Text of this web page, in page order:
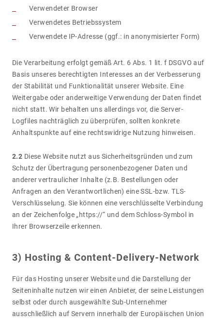
Verwendeter Browser
Verwendetes Betriebssystem
Verwendete IP-Adresse (ggf.: in anonymisierter Form)
Die Verar­bei­tung erfolgt gemäß Art. 6 Abs. 1 lit. f DSGVO auf
Basis unseres berech­tigten Inter­esses an der Verbes­se­rung
der Stabi­lität und Funk­tio­na­lität unserer Website. Eine
Weiter­gabe oder ander­wei­tige Verwen­dung der Daten findet
nicht statt. Wir behalten uns aller­dings vor, die Server-
Logfiles nach­träg­lich zu über­prüfen, sollten konkrete
Anhalts­punkte auf eine rechts­wid­rige Nutzung hinweisen.
2.2 Diese Website nutzt aus Sicher­heits­gründen und zum
Schutz der Übertra­gung perso­nen­be­zo­gener Daten und
anderer vertrau­li­cher Inhalte (z.B. Bestel­lungen oder
Anfragen an den Verant­wort­li­chen) eine SSL-bzw. TLS-
Verschlüs­se­lung. Sie können eine verschlüs­selte Verbin­dung
an der Zeichen­folge „https://“ ​und dem Schloss-Symbol in
Ihrer Brow­ser­zeile erkennen.
3) Hosting & Content-Deli­very-Network
Für das Hosting unserer Website und die Darstel­lung der
Seiten­in­halte nutzen wir einen Anbieter, der seine Leis­tungen
selbst oder durch ausge­wählte Sub-Unter­nehmer
ausschließ­lich auf Servern inner­halb der Euro­päi­schen Union